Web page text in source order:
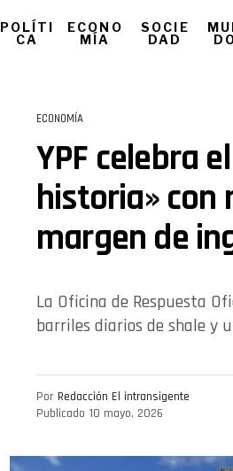
POLÍTI
CA
ECONO
MÍA
SOCIE
DAD
ECONOMÍA
YPF celebra
historia» con
margen de
La Oficina de Respuesta
barriles diarios de shale y
Por Redacción El intransigente
Publicado 10 mayo, 2026